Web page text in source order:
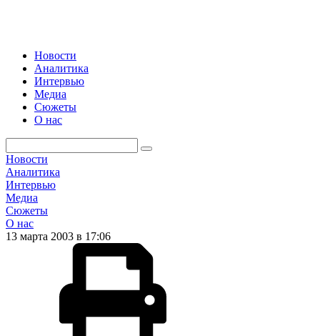
Новости
Аналитика
Интервью
Медиа
Сюжеты
О нас
Новости
Аналитика
Интервью
Медиа
Сюжеты
О нас
13 марта 2003 в 17:06